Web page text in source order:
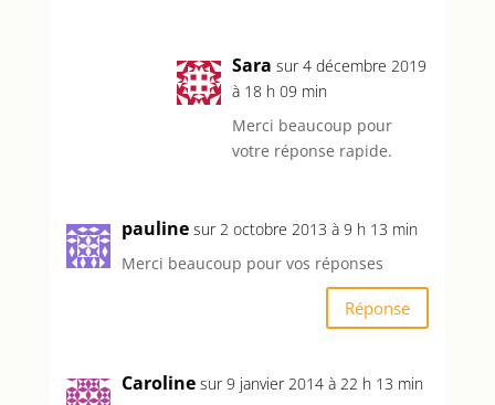
Sara sur 4 décembre 2019
à 18 h 09 min
Merci beaucoup pour
votre réponse rapide.
pauline sur 2 octobre 2013 à 9 h 13 min
Merci beaucoup pour vos réponses
Réponse
Caroline sur 9 janvier 2014 à 22 h 13 min